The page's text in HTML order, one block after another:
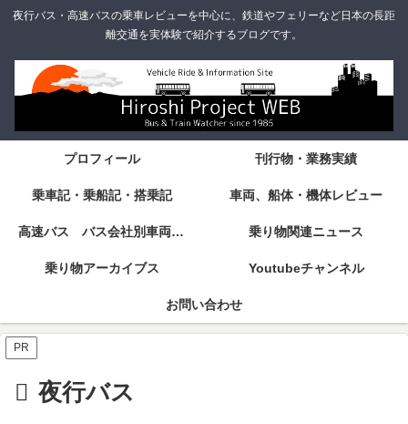
夜行バス・高速バスの乗車レビューを中心に、鉄道やフェリーなど日本の長距
離交通を実体験で紹介するブログです。
プロフィール 刊行物・業務実績
乗車記・乗船記・搭乗記 車両、船体・機体レビュー
高速バス バス会社別車両・設備・シート紹介 乗り物関連ニュース
乗り物アーカイブス Youtubeチャンネル
お問い合わせ
PR
夜行バス